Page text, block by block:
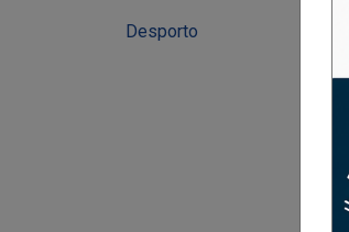
Desporto